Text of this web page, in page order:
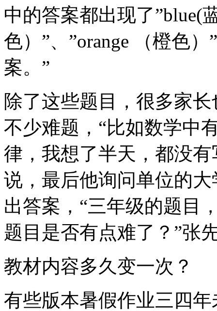
中的答案都出现了”blue(
色）”、”orange （橙色
案。”
除了这些题目，很多家
不少难题，“比如数学中
律，我想了半天，都没
说，最后他询问单位的
出答案，“三年级的题目
题目是否有点难了？”张
教材内容多久变一次？
有些版本暑假作业三四年